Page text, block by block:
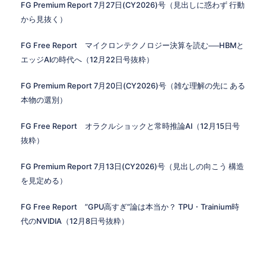
FG Premium Report 7月27日(CY2026)号（見出しに惑わず 行動
から見抜く）
FG Free Report マイクロンテクノロジー決算を読む──HBMと
エッジAIの時代へ（12月22日号抜粋）
FG Premium Report 7月20日(CY2026)号（雑な理解の先に ある
本物の選別）
FG Free Report オラクルショックと常時推論AI（12月15日号
抜粋）
FG Premium Report 7月13日(CY2026)号（見出しの向こう 構造
を見定める）
FG Free Report ”GPU高すぎ”論は本当か？ TPU・Trainium時
代のNVIDIA（12月8日号抜粋）